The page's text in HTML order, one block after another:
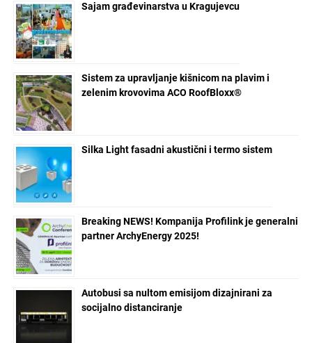
Sajam građevinarstva u Kragujevcu
Sistem za upravljanje kišnicom na plavim i
zelenim krovovima ACO RoofBloxx®
Silka Light fasadni akustični i termo sistem
Breaking NEWS! Kompanija Profilink je generalni
partner ArchyEnergy 2025!
Autobusi sa nultom emisijom dizajnirani za
socijalno distanciranje